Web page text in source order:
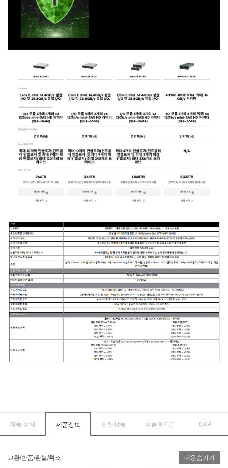
제품 상세 제품정보 관련상품 상품후기() Q&A
교환/반품/환불/취소 내용숨기기